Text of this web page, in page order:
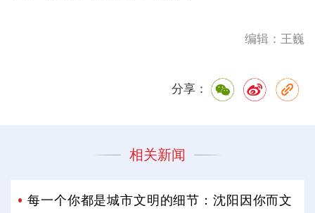
编辑：王巍
分享：
相关新闻
每一个你都是城市文明的细节：沈阳因你而文